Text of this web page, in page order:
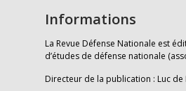
Informations
La Revue Défense Nationale est
d’études de défense nationale
Directeur de la publication : Luc de